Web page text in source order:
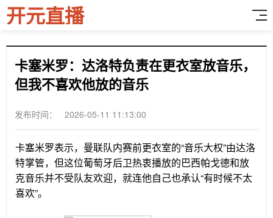
开元直播
卡塞米罗：达洛特负责在更衣室放音乐，
但我不喜欢他放的音乐
发布时间： 2026-05-11 11:13:00
卡塞米罗表示，曼联队内赛前更衣室的“音乐大权”由达洛
特掌管，但这位葡萄牙后卫热衷播放的巴西帕戈德和放
克音乐并不受队友欢迎，就连他自己也承认“有时候不太
喜欢”。